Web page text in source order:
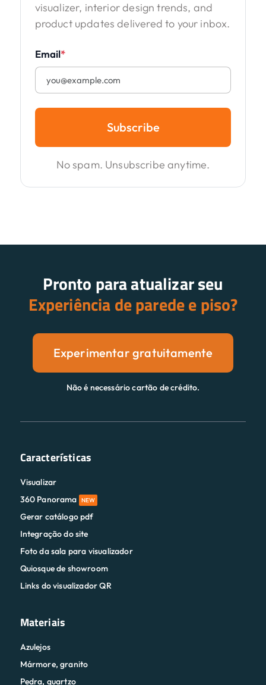
visualizer, interior design trends, and
product updates delivered to your inbox.
Email*
Subscribe
No spam. Unsubscribe anytime.
Pronto para atualizar seu
Experiência de parede e piso?
Experimentar gratuitamente
Não é necessário cartão de crédito.
Características
Visualizar
360 Panorama
NEW
Gerar catálogo pdf
Integração do site
Foto da sala para visualizador
Quiosque de showroom
Links do visualizador QR
Materiais
Azulejos
Mármore, granito
Pedra, quartzo